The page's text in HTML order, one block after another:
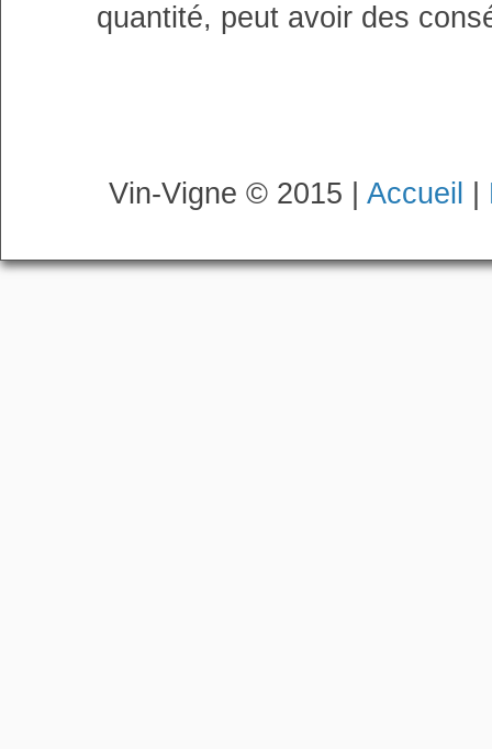
quantité, peut avoir des
Vin-Vigne © 2015 | Accueil